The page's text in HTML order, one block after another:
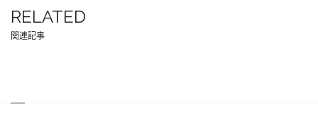
RELATED
関連記事